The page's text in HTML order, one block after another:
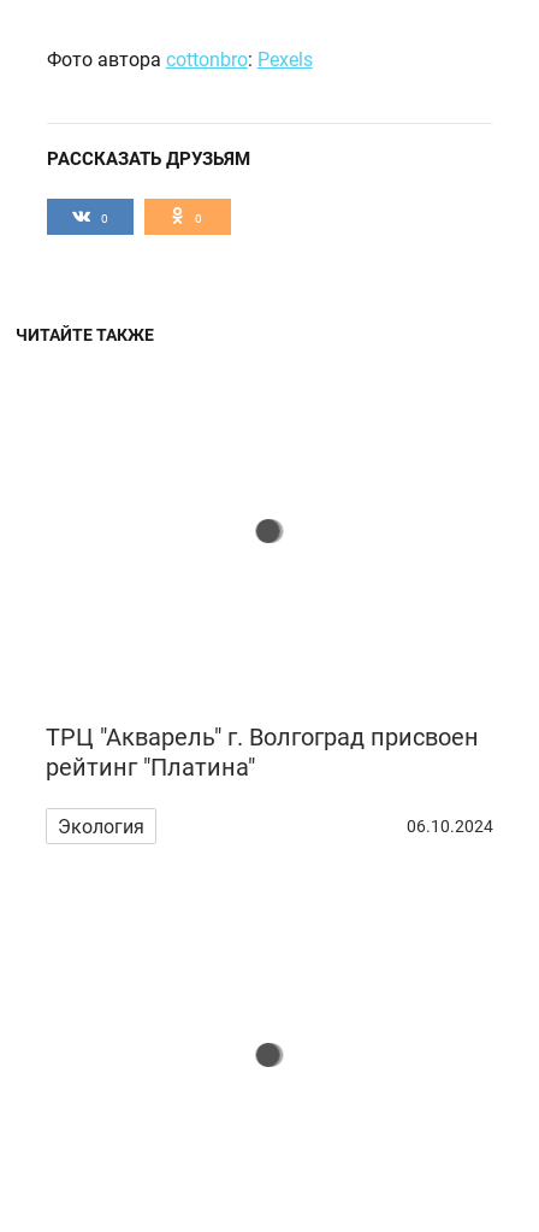
Фото автора cottonbro: Pexels
РАССКАЗАТЬ ДРУЗЬЯМ
0 0
ЧИТАЙТЕ ТАКЖЕ
ТРЦ "Акварель" г. Волгоград присвоен
рейтинг "Платина"
Экология 06.10.2024